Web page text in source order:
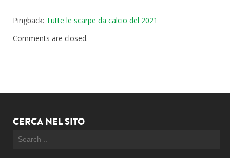
Pingback: Tutte le scarpe da calcio del 2021
Comments are closed.
CERCA NEL SITO